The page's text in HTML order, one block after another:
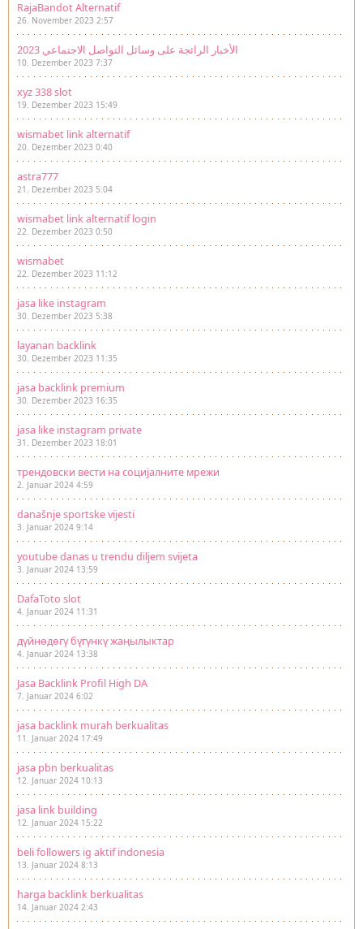
RajaBandot Alternatif
26. November 2023 2:57
الأخبار الرائجة على وسائل التواصل الاجتماعي 2023
10. Dezember 2023 7:37
xyz 338 slot
19. Dezember 2023 15:49
wismabet link alternatif
20. Dezember 2023 0:40
astra777
21. Dezember 2023 5:04
wismabet link alternatif login
22. Dezember 2023 0:50
wismabet
22. Dezember 2023 11:12
jasa like instagram
30. Dezember 2023 5:38
layanan backlink
30. Dezember 2023 11:35
jasa backlink premium
30. Dezember 2023 16:35
jasa like instagram private
31. Dezember 2023 18:01
трендовски вести на социјалните мрежи
2. Januar 2024 4:59
današnje sportske vijesti
3. Januar 2024 9:14
youtube danas u trendu diljem svijeta
3. Januar 2024 13:59
DafaToto slot
4. Januar 2024 11:31
дүйнөдөгү бүгүнкү жаңылыктар
4. Januar 2024 13:38
Jasa Backlink Profil High DA
7. Januar 2024 6:02
jasa backlink murah berkualitas
11. Januar 2024 17:49
jasa pbn berkualitas
12. Januar 2024 10:13
jasa link building
12. Januar 2024 15:22
beli followers ig aktif indonesia
13. Januar 2024 8:13
harga backlink berkualitas
14. Januar 2024 2:43